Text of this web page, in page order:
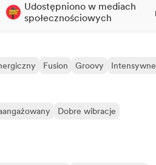
Udostępniono w mediach
społecznościowych
Fusion Groovy
Intensywne
Dobre wibracje